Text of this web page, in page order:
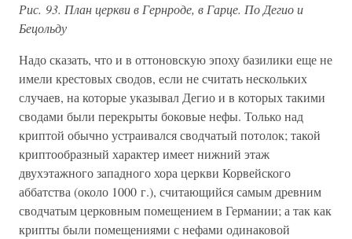
Рис. 93. План церкви в Гернроде, в Гарце. По Дегио и
Бецольду
Надо сказать, что и в оттоновскую эпоху базилики еще не
имели крестовых сводов, если не считать нескольких
случаев, на которые указывал Дегио и в которых такими
сводами были перекрыты боковые нефы. Только над
криптой обычно устраивался сводчатый потолок; такой
криптообразный характер имеет нижний этаж
двухэтажного западного хора церкви Корвейского
аббатства (около 1000 г.), считающийся самым древним
сводчатым церковным помещением в Германии; а так как
крипты были помещениями с нефами одинаковой